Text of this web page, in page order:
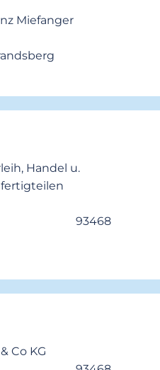
Miefanger
4
Handel u.
13a 93468
Co KG